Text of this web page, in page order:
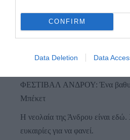
CONFIRM
Data Deletion Data
Γιατί οι Τούρκοι συρρέουν στα
ΕΚΔΗΛΩΣΕΙΣ ΤΩΝ ΗΜΕΡΩΝ:
ΦΕΣΤΙΒΑΛ ΑΝΔΡΟΥ: Ένα
Μπέκετ
Η νεολαία της Άνδρου είναι εδώ.
ευκαιρίες για να φανεί.